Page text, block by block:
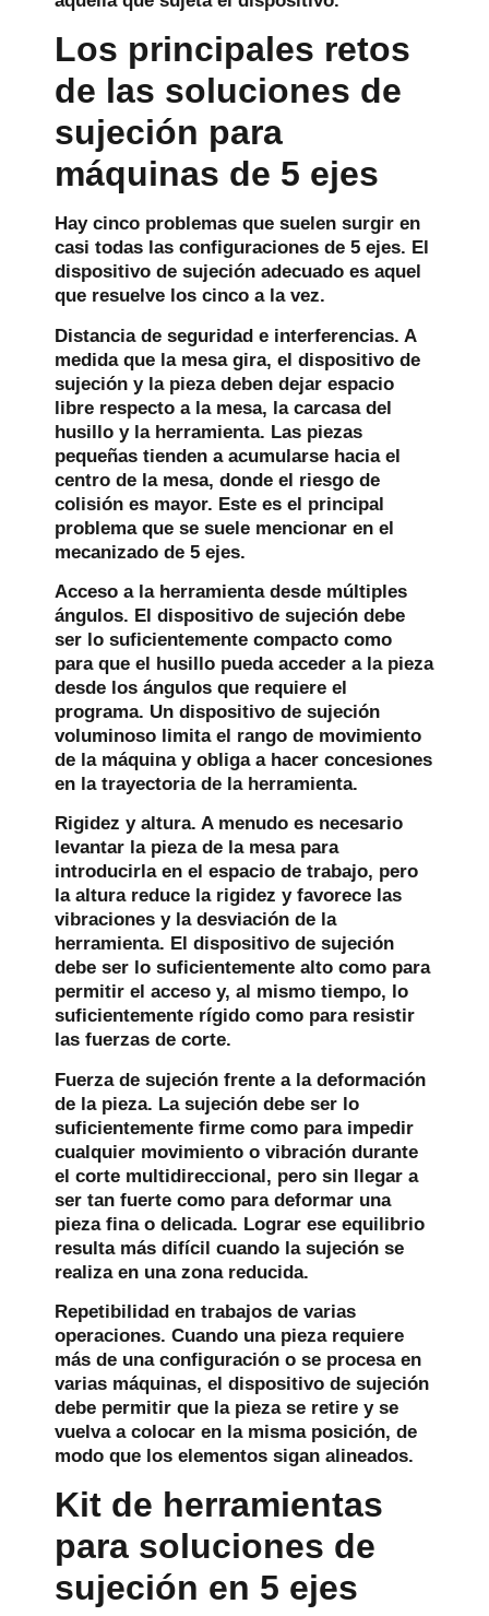
Los principales retos
de las soluciones de
sujeción para
máquinas de 5 ejes
Hay cinco problemas que suelen surgir en
casi todas las configuraciones de 5 ejes. El
dispositivo de sujeción adecuado es aquel
que resuelve los cinco a la vez.
Distancia de seguridad e interferencias. A
medida que la mesa gira, el dispositivo de
sujeción y la pieza deben dejar espacio
libre respecto a la mesa, la carcasa del
husillo y la herramienta. Las piezas
pequeñas tienden a acumularse hacia el
centro de la mesa, donde el riesgo de
colisión es mayor. Este es el principal
problema que se suele mencionar en el
mecanizado de 5 ejes.
Acceso a la herramienta desde múltiples
ángulos. El dispositivo de sujeción debe
ser lo suficientemente compacto como
para que el husillo pueda acceder a la pieza
desde los ángulos que requiere el
programa. Un dispositivo de sujeción
voluminoso limita el rango de movimiento
de la máquina y obliga a hacer concesiones
en la trayectoria de la herramienta.
Rigidez y altura. A menudo es necesario
levantar la pieza de la mesa para
introducirla en el espacio de trabajo, pero
la altura reduce la rigidez y favorece las
vibraciones y la desviación de la
herramienta. El dispositivo de sujeción
debe ser lo suficientemente alto como para
permitir el acceso y, al mismo tiempo, lo
suficientemente rígido como para resistir
las fuerzas de corte.
Fuerza de sujeción frente a la deformación
de la pieza. La sujeción debe ser lo
suficientemente firme como para impedir
cualquier movimiento o vibración durante
el corte multidireccional, pero sin llegar a
ser tan fuerte como para deformar una
pieza fina o delicada. Lograr ese equilibrio
resulta más difícil cuando la sujeción se
realiza en una zona reducida.
Repetibilidad en trabajos de varias
operaciones. Cuando una pieza requiere
más de una configuración o se procesa en
varias máquinas, el dispositivo de sujeción
debe permitir que la pieza se retire y se
vuelva a colocar en la misma posición, de
modo que los elementos sigan alineados.
Kit de herramientas
para soluciones de
sujeción en 5 ejes